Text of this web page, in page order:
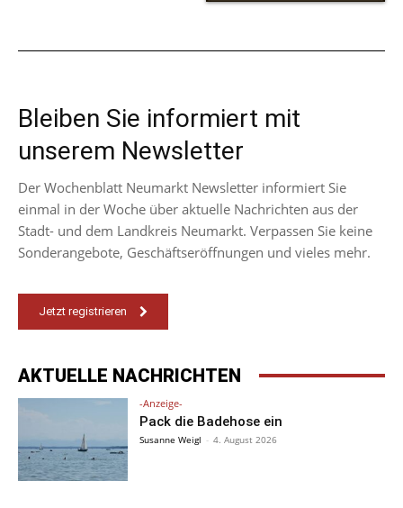
Bleiben Sie informiert mit
unserem Newsletter
Der Wochenblatt Neumarkt Newsletter informiert Sie
einmal in der Woche über aktuelle Nachrichten aus der
Stadt- und dem Landkreis Neumarkt. Verpassen Sie keine
Sonderangebote, Geschäftseröffnungen und vieles mehr.
Jetzt registrieren
AKTUELLE NACHRICHTEN
-Anzeige-
Pack die Badehose ein
Susanne Weigl - 4. August 2026